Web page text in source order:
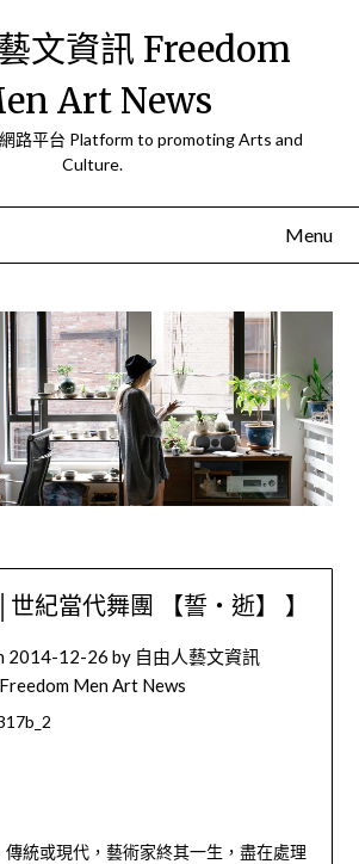
文資訊 Freedom
Art News
路平台 Platform to promoting Arts and
Culture.
Menu
世紀當代舞團 【誓‧逝】 】
2014-12-26 by 自由人藝文資訊
Freedom Men Art News
統或現代，藝術家終其一生，盡在處理